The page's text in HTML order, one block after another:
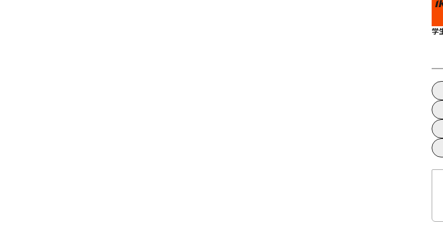
学